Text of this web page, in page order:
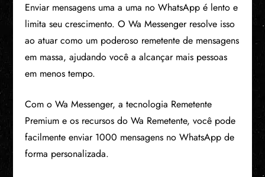
Enviar mensagens uma a uma no WhatsApp é lento e
limita seu crescimento. O Wa Messenger resolve isso
ao atuar como um poderoso remetente de mensagens
em massa, ajudando você a alcançar mais pessoas
em menos tempo.
Com o Wa Messenger, a tecnologia Remetente
Premium e os recursos do Wa Remetente, você pode
facilmente enviar 1000 mensagens no WhatsApp de
forma personalizada.